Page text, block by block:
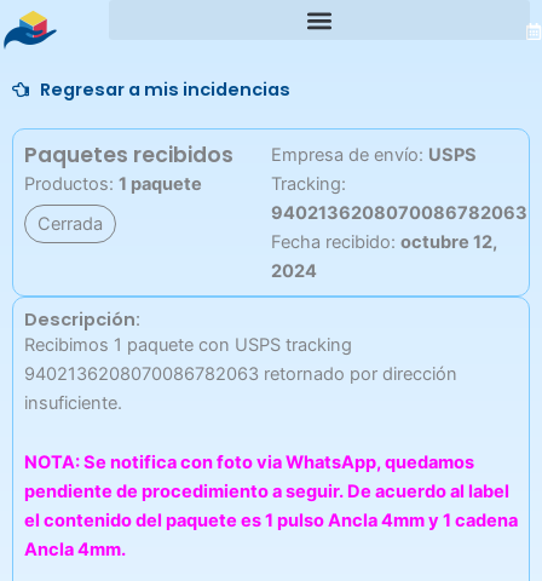
al
Regresar a mis incidencias
Paquetes recibidos
Productos: 1 paquete
Cerrada
Empresa de envío: USPS
Tracking:
9402136208070086782063
Fecha recibido: octubre 12,
2024
Descripción:
Recibimos 1 paquete con USPS tracking
9402136208070086782063 retornado por dirección
insuficiente.
NOTA: Se notifica con foto via WhatsApp, quedamos
pendiente de procedimiento a seguir. De acuerdo al label
el contenido del paquete es 1 pulso Ancla 4mm y 1 cadena
Ancla 4mm.